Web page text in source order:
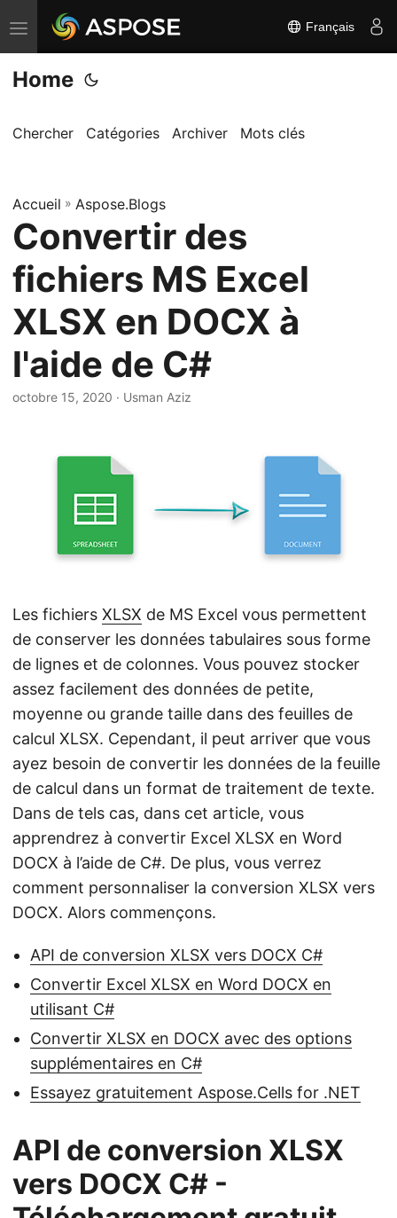
B
a
s
u
r
l
a
n
v
i
g
a
Français
Home
Chercher Catégories Archiver Mots clés
Accueil » Aspose.Blogs
Convertir des
fichiers MS Excel
XLSX en DOCX à
l'aide de C#
octobre 15, 2020 · Usman Aziz
Les fichiers XLSX de MS Excel vous permettent
de conserver les données tabulaires sous forme
de lignes et de colonnes. Vous pouvez stocker
assez facilement des données de petite,
moyenne ou grande taille dans des feuilles de
calcul XLSX. Cependant, il peut arriver que vous
ayez besoin de convertir les données de la feuille
de calcul dans un format de traitement de texte.
Dans de tels cas, dans cet article, vous
apprendrez à convertir Excel XLSX en Word
DOCX à l’aide de C#. De plus, vous verrez
comment personnaliser la conversion XLSX vers
DOCX. Alors commençons.
API de conversion XLSX vers DOCX C#
Convertir Excel XLSX en Word DOCX en
utilisant C#
Convertir XLSX en DOCX avec des options
supplémentaires en C#
Essayez gratuitement Aspose.Cells for .NET
API de conversion XLSX
vers DOCX C# -